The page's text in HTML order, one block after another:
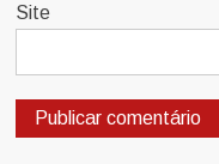
Site